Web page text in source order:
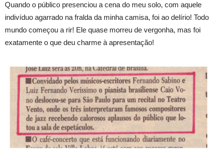
Quando o público presenciou a cena do meu solo, com aquele
indivíduo agarrado na fralda da minha camisa, foi ao delírio! Todo
mundo começou a rir! Ele quase morreu de vergonha, mas foi
exatamente o que deu charme à apresentação!